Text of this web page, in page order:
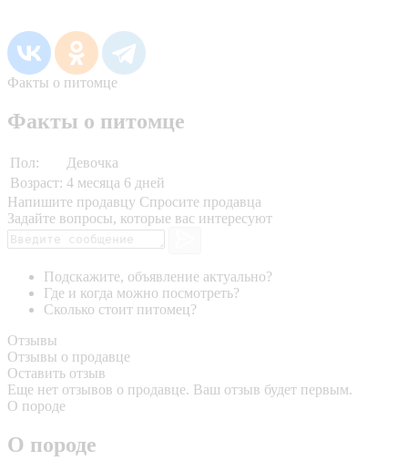
Факты о питомце
Факты о питомце
Пол:
Девочка
Возраст: 4 месяца 6 дней
Напишите продавцу Спросите продавца
Задайте вопросы, которые вас интересуют
Подскажите, объявление актуально?
Где и когда можно посмотреть?
Сколько стоит питомец?
Отзывы
Отзывы о продавце
Оставить отзыв
Еще нет отзывов о продавце. Ваш отзыв будет первым.
О породе
О породе